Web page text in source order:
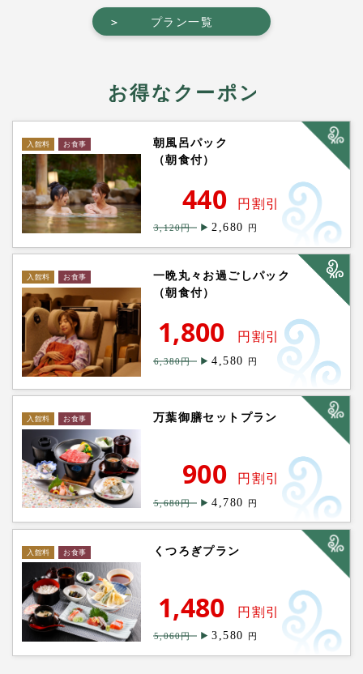
プラン一覧
＞
＞
お得なクーポン
朝風呂パック
（朝食付）
440 円割引
3,120円 2,680 円
一晩丸々お過ごしパック
（朝食付）
1,800 円割引
6,380円 4,580 円
万葉御膳セットプラン
900 円割引
5,680円 4,780 円
くつろぎプラン
1,480 円割引
5,060円 3,580 円